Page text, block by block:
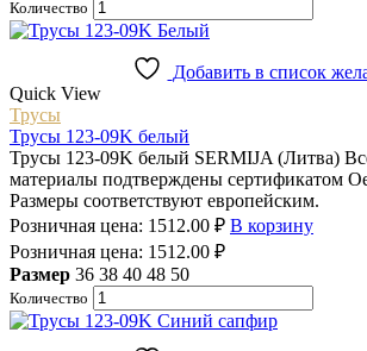
Количество
Добавить в список
Quick View
Трусы
Трусы 123-09K белый
Трусы 123-09K белый SERMIJA (Литва)
материалы подтверждены сертификатом
Размеры соответствуют европейским.
Розничная цена: 1512.00 ₽ В корзину
Розничная цена: 1512.00 ₽
Размер 36 38 40 48 50
Количество